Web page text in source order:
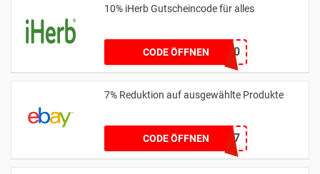
10% iHerb Gutscheincode für alles
CODE ÖFFNENGOLD60
7% Reduktion auf ausgewählte Produkte
CODE ÖFFNEN
POWEREBAY7